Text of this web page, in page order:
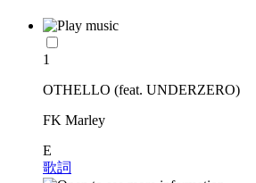
1
OTHELLO (feat. UNDERZERO)
FK Marley
E
歌詞